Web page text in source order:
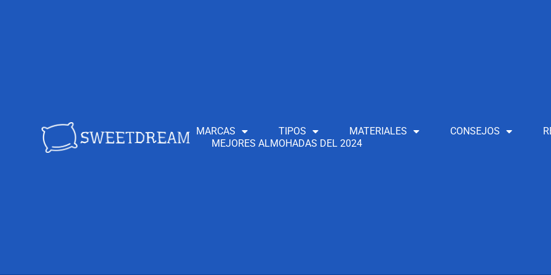
MARCAS TIPOS MATERIALES CONSEJOS
MEJORES ALMOHADAS DEL 2024